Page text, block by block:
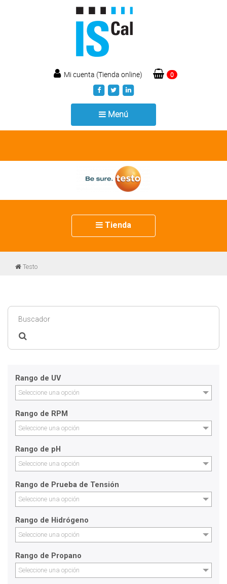
Mi cuenta (Tienda online) 0
Menú
navigation
Tienda
navigation
Testo
Rango de UV
Seleccione una opción
Rango de RPM
Seleccione una opción
Rango de pH
Seleccione una opción
Rango de Prueba de Tensión
Seleccione una opción
Rango de Hidrógeno
Seleccione una opción
Rango de Propano
Seleccione una opción